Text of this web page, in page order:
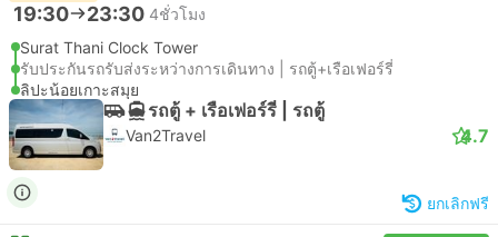
19:30 23:30 4ชั่วโมง
Surat Thani Clock Tower
รับประกันรถรับส่งระหว่างการเดินทาง | รถตู้+เรือเฟอร์รี่
ลิปะน้อยเกาะสมุย
รถตู้ + เรือเฟอร์รี่ | รถตู้
Van2Travel 4.7
ยกเลิกฟรี